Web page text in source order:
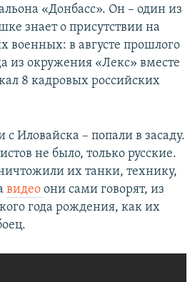
«Донбасс». Он – один из
знает о присутствии на
военных: в августе прошлого
из окружения «Лекс» вместе
8 кадровых российских
Иловайска – попали в засаду.
не было, только русские.
их танки, технику,
видео они сами говорят, из
года рождения, как их